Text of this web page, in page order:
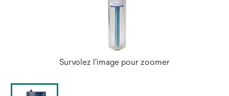
Survolez l'image pour zoomer